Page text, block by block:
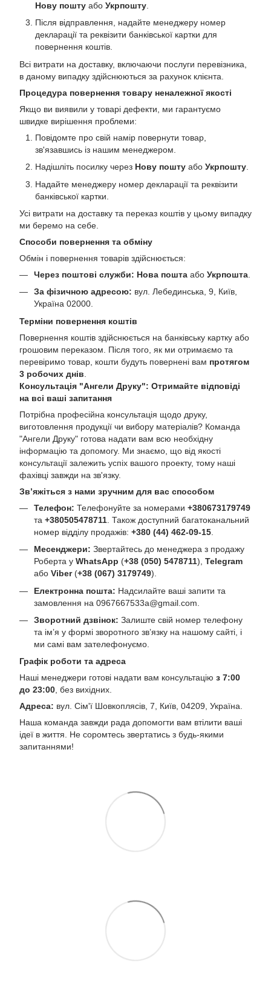
Нову пошту або Укрпошту
Після відправлення, надайте менеджеру номер
декларації та реквізити банківської картки для
повернення коштів.
Всі витрати на доставку, включаючи послуги перевізника,
в даному випадку здійснюються за рахунок клієнта.
Процедура повернення товару неналежної якості
Якщо ви виявили у товарі дефекти, ми гарантуємо
швидке вирішення проблеми:
Повідомте про свій намір повернути товар,
зв'язавшись із нашим менеджером.
Надішліть посилку через Нову пошту або Укрпошту.
Надайте менеджеру номер декларації та реквізити
банківської картки.
Усі витрати на доставку та переказ коштів у цьому випадку
ми беремо на себе.
Способи повернення та обміну
Обмін і повернення товарів здійснюється:
Через поштові служби: Нова пошта або Укрпошта
За фізичною адресою: вул. Лебединська, 9, Київ,
Україна 02000.
Терміни повернення коштів
Повернення коштів здійснюється на банківську картку або
грошовим переказом. Після того, як ми отримаємо та
перевіримо товар, кошти будуть повернені вам протягом
3 робочих днів
Консультація "Ангели Друку": Отримайте відповіді
на всі ваші запитання
Потрібна професійна консультація щодо друку,
виготовлення продукції чи вибору матеріалів? Команда
"Ангели Друку" готова надати вам всю необхідну
інформацію та допомогу. Ми знаємо, що від якості
консультації залежить успіх вашого проекту, тому наші
фахівці завжди на зв'язку.
Зв’яжіться з нами зручним для вас способом
Телефон: Телефонуйте за номерами +380673179749
та +380505478711 . Також доступний багатоканальний
номер відділу продажів: +380 (44) 462-09-15
Месенджери: Звертайтесь до менеджера з продажу
Роберта у WhatsApp (+38 (050) 5478711), Telegram
або Viber(+38 (067) 3179749).
Електронна пошта: Надсилайте ваші запити та
замовлення на 0967667533a@gmail.com
Зворотний дзвінок: Залиште свій номер телефону
та ім’я у формі зворотного зв’язку на нашому сайті, і
ми самі вам зателефонуємо.
Графік роботи та адреса
Наші менеджери готові надати вам консультацію з 7:00
до 23:00, без вихідних.
Адреса: вул. Сім'ї Шовкоплясів, 7, Київ, 04209, Україна.
Наша команда завжди рада допомогти вам втілити ваші
ідеї в життя. Не соромтесь звертатись з будь-якими
запитаннями!